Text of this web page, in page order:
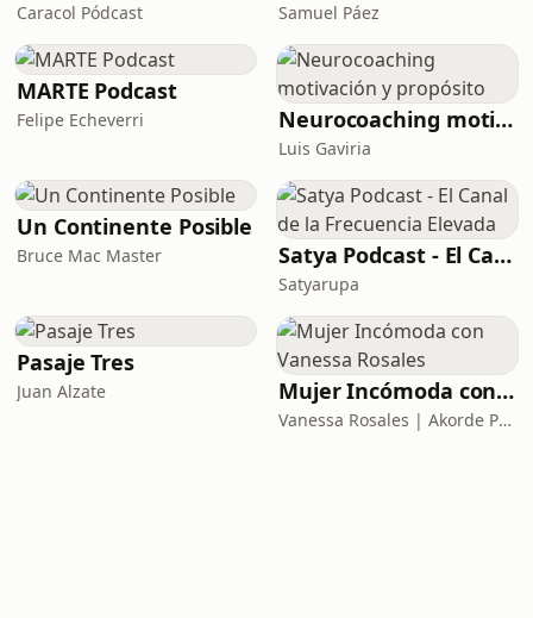
Caracol Pódcast Samuel Páez
MARTE Podcast
Felipe Echeverri Neurocoaching motivación y propósito
Luis Gaviria
Un Continente Posible
Bruce Mac Master Satya Podcast - El Canal de la Frecuencia Elevada
Satyarupa
Pasaje Tres
Juan Alzate Mujer Incómoda con Vanessa Rosales
Vanessa Rosales | Akorde Podcast